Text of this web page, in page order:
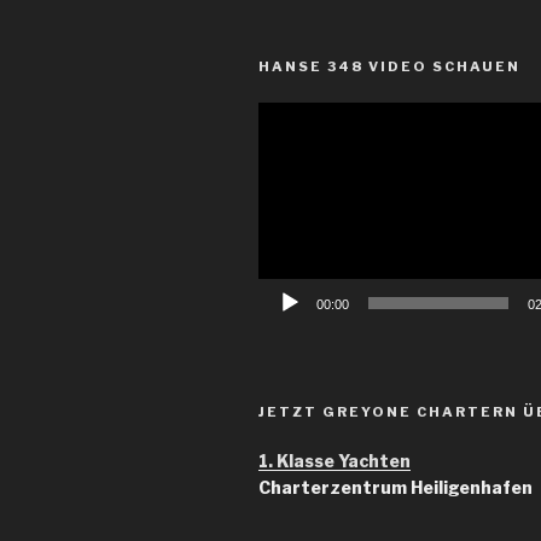
HANSE 348 VIDEO SCHAUEN
00:00
JETZT GREYONE CHARTERN
1. Klasse Yachten
Charterzentrum Heiligenhafen